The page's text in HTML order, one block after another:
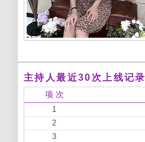
主持人最近30次上线记录
项 次
1
2
3